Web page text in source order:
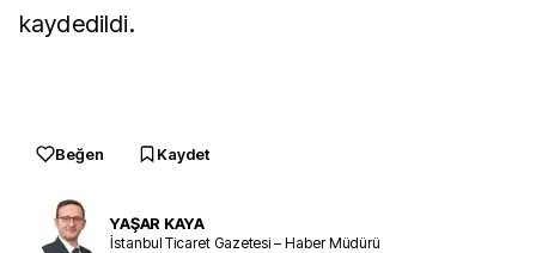
kaydedildi.
Beğen Kaydet
YAŞAR KAYA
İstanbul Ticaret Gazetesi – Haber Müdürü